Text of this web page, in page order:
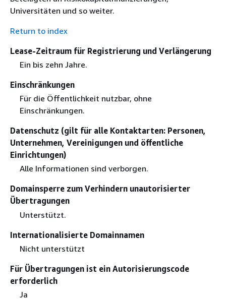
Universitäten und so weiter.
Return to index
Lease-Zeitraum für Registrierung und Verlängerung
Ein bis zehn Jahre.
Einschränkungen
Für die Öffentlichkeit nutzbar, ohne
Einschränkungen.
Datenschutz (gilt für alle Kontaktarten: Personen,
Unternehmen, Vereinigungen und öffentliche
Einrichtungen)
Alle Informationen sind verborgen.
Domainsperre zum Verhindern unautorisierter
Übertragungen
Unterstützt.
Internationalisierte Domainnamen
Nicht unterstützt
Für Übertragungen ist ein Autorisierungscode
erforderlich
Ja